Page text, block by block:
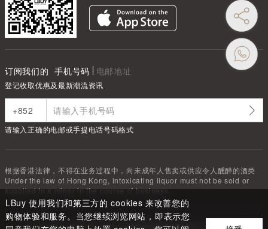
LBuy 使用我们和第三方的 cookies 来改善您的
购物体验和服务。当您继续浏览网站，即表示您
订阅我们的 手机号码 电邮地址
登记收取优惠及最新潮流资讯
请输入正确的电邮或手提电话号码格式
根据香港法律，不得在业务过程中，向未成年人售卖或供应令人醺醉的酒类
Under the law of Hong Kong, intoxicating liquor must not be sold or
supplied to a minor in the course of business.